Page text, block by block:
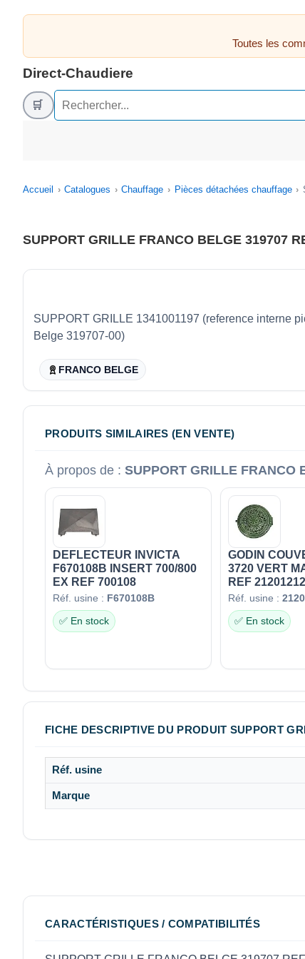
Toutes les
Direct-Chaudiere
🛒
Accueil Catalogues Chauffage Pièces détachées chauffage
SUPPORT GRILLE FRANCO BELGE 319707
SUPPORT GRILLE 1341001197 (reference interne
Belge 319707-00)
FRANCO BELGE
PRODUITS SIMILAIRES (EN VENTE)
À propos de : SUPPORT GRILLE FRANCO
DEFLECTEUR INVICTA
F670108B INSERT 700/800
EX REF 700108
Réf. usine : F670108B
✅ En stock
GODIN
3720 VERT
REF
Réf. usine :
✅ En stock
FICHE DESCRIPTIVE DU PRODUIT SUPPORT
Réf. usine
Marque
CARACTÉRISTIQUES / COMPATIBILITÉS